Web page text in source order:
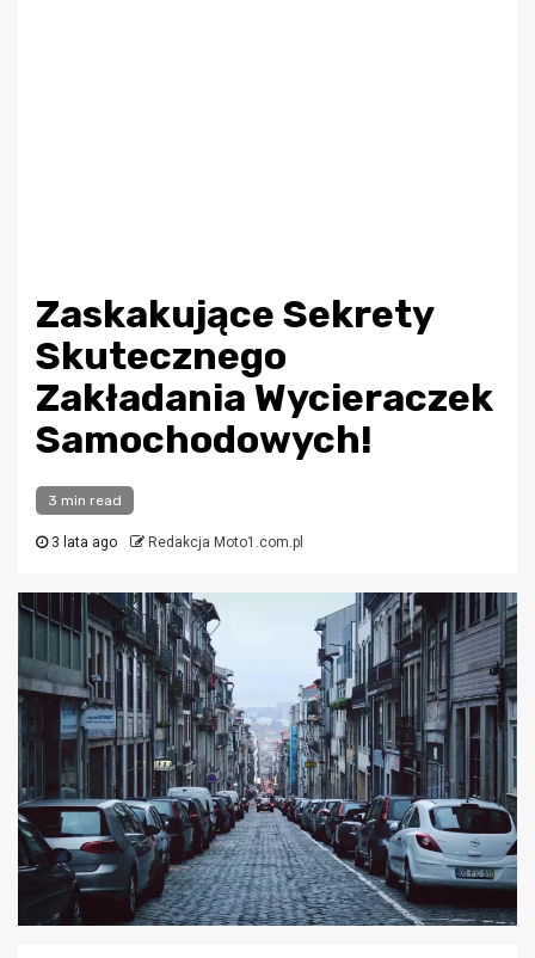
Zaskakujące Sekrety
Skutecznego
Zakładania Wycieraczek
Samochodowych!
3 min read
3 lata ago Redakcja Moto1.com.pl